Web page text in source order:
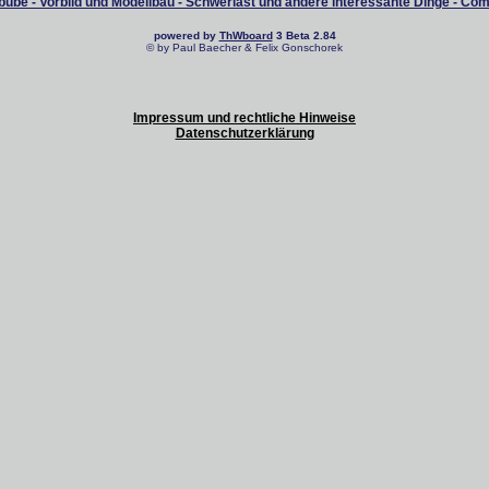
powered by ThWboard3 Beta 2.84
© by Paul Baecher & Felix Gonschorek
Impressum und rechtliche Hinweise
Datenschutzerklärung